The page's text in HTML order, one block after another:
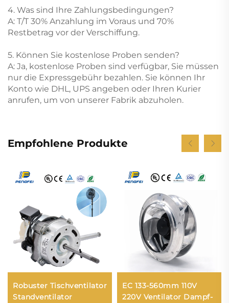
4. Was sind Ihre Zahlungsbedingungen?
A: T/T 30% Anzahlung im Voraus und 70%
Restbetrag vor der Verschiffung.
5. Können Sie kostenlose Proben senden?
A: Ja, kostenlose Proben sind verfügbar, Sie müssen
nur die Expressgebühr bezahlen. Sie können Ihr
Konto wie DHL, UPS angeben oder Ihren Kurier
anrufen, um von unserer Fabrik abzuholen.
Empfohlene Produkte
Robuster Tischventilator
Standventilator
EC 133-560mm 110V
220V Ventilator Dampf-